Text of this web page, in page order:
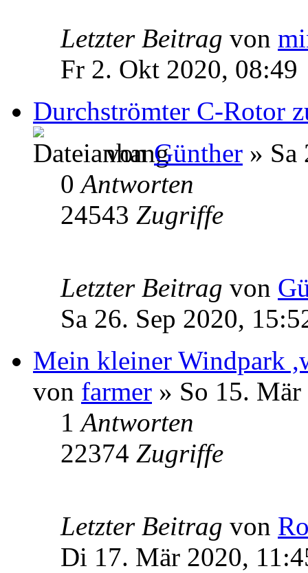
Letzter Beitrag von
Fr 2. Okt 2020, 08:49
Durchströmter C-Rotor
vonGünther » Sa
0Antworten
24543 Zugriffe
Letzter Beitrag von
Sa 26. Sep 2020,
Mein kleiner Windpark
von farmer » So 15.
1Antworten
22374 Zugriffe
Letzter Beitrag von
Di 17. Mär 2020,